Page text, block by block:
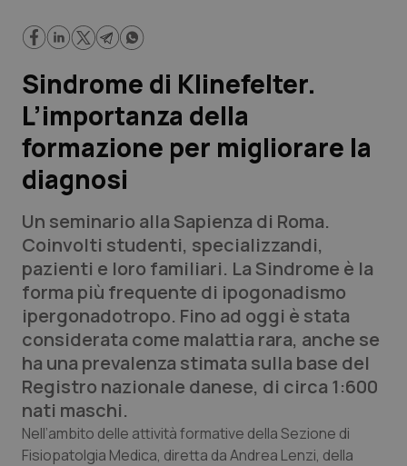
Regioni e Asl
Lavoro e Professioni
Scienza e Farmaci
Studi e Analisi
Lettere al direttore
Edizioni Regionali
QS Pro
Professionisti Sanitari.AI
Abruzzo
Basilicata
QS Pro Gold
Artrite & artrosi
QS Club Newsletter
Sindrome di Klinefelter.
L’importanza della
formazione per migliorare la
diagnosi
Un seminario alla Sapienza di Roma.
Coinvolti studenti, specializzandi,
pazienti e loro familiari. La Sindrome è la
forma più frequente di ipogonadismo
ipergonadotropo. Fino ad oggi è stata
considerata come malattia rara, anche se
ha una prevalenza stimata sulla base del
Registro nazionale danese, di circa 1:600
nati maschi.
Nell’ambito delle attività formative della Sezione di
Fisiopatolgia Medica, diretta da Andrea Lenzi, della